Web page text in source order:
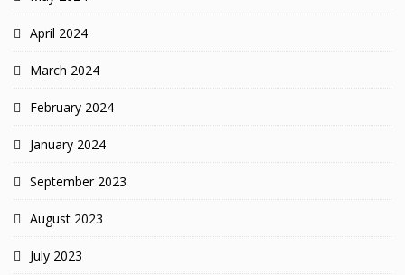
April 2024
March 2024
February 2024
January 2024
September 2023
August 2023
July 2023